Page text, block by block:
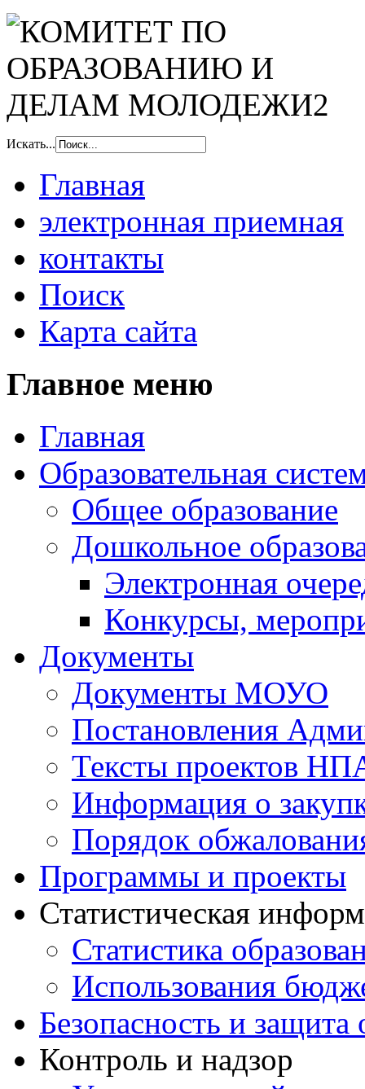
Искать...
Главная
электронная приемная
контакты
Поиск
Карта сайта
Главное меню
Главная
Образовательная
Общее образование
Дошкольное
Электронная
Конкурсы,
Документы
Документы МОУО
Постановления
Тексты проектов
Информация о
Порядок
Программы и проекты
Статистическая
Статистика
Использования
Безопасность и
Контроль и надзор